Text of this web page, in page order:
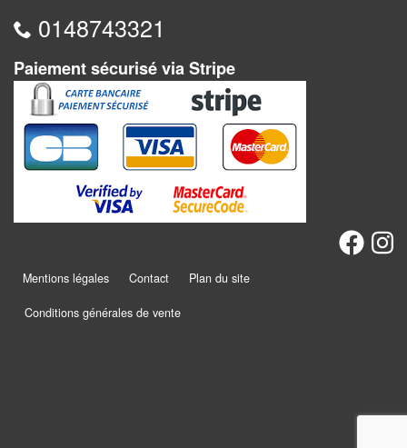
de
Dames
Coffrets
jeux
–
multijeux
Cartes
traditionnelles
de
Dés
0148743321
Paiement sécurisé via Stripe
Mentions légales Contact Plan du site
Conditions générales de vente